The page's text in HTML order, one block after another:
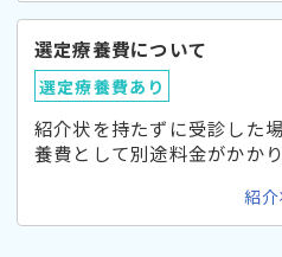
選定療養費について
選定療養費あり
紹介状を持たずに受診した
養費として別途料金がかかり
紹